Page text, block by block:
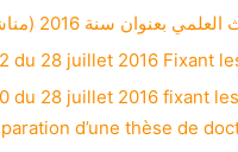
2016 (مناشير و مذكرات)
du 28 juillet 2016 Fixant
du 28 juillet 2016 fixant
d’une thèse de